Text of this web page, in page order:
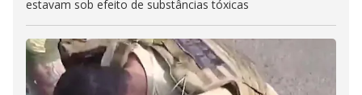
estavam sob efeito de substâncias tóxicas